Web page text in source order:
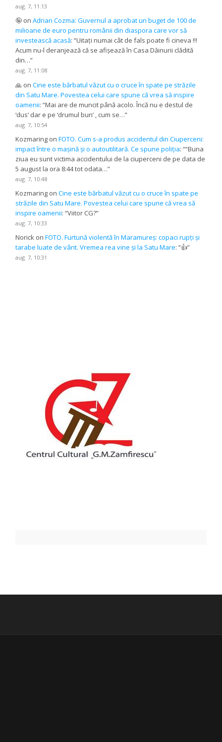
aug. 7, 11:13
🤪 onAdrian Cozma: Guvernul a aprobat un buget de 100 de
milioane de euro pentru românii din diaspora care vor să
investească acasă: “Uitați numai cât de fals poate fi cineva !!!
Acum nu-l deranjează că se afișează în Casa Dăinurii clădită
din…”
aug. 7, 11:08
🙏 onCine este bărbatul văzut cu o cruce în spate pe străzile
din Satu Mare. Povestea celui care spune că vrea să inspire
oamenii: “Mai are de muncit până acolo. Încă nu e destul de
‘dus’ dar e pe ‘drumul bun’ , cum se…”
aug. 7, 10:54
Kozmaring onFOTO. Cum s-a produs accidentul din Ciuperceni:
impact între o mașină și o autoutilitară. Ce spune poliția: ““Buna
ziua eu sunt victima accidentului de la ciuperceni de pe data de
5 august la ora 8:44 tot odata…”
aug. 7, 10:48
Kozmaring onCine este bărbatul văzut cu o cruce în spate pe
străzile din Satu Mare. Povestea celui care spune că vrea să
inspire oamenii: “Viitor CG?”
aug. 7, 10:33
Norick onFOTO. Furtună violentă în Maramureș: copaci rupți și
tarabe luate de vânt. Vremea rea vine și la Satu Mare: “👍”
aug. 7, 10:31